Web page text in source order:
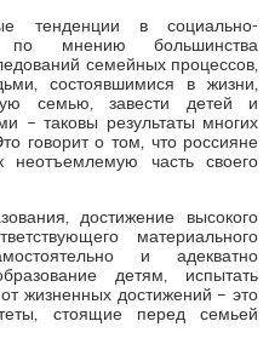
тенденции в социально-
по мнению большинства
семейных процессов,
состоявшимися в жизни,
семью, завести детей и
– таковы результаты многих
говорит о том, что россияне
часть своего
достижение высокого
материального
и адекватно
детям, испытать
жизненных достижений – это
стоящие перед семьей